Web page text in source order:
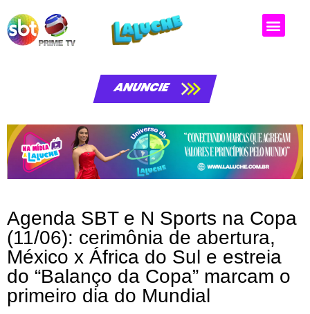
ANUNCIE
Agenda SBT e N Sports na Copa
(11/06): cerimônia de abertura,
México x África do Sul e estreia
do “Balanço da Copa” marcam o
primeiro dia do Mundial